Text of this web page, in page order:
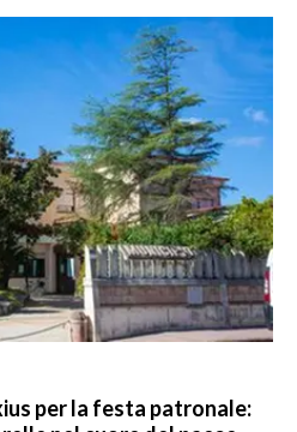
per la festa patronale: